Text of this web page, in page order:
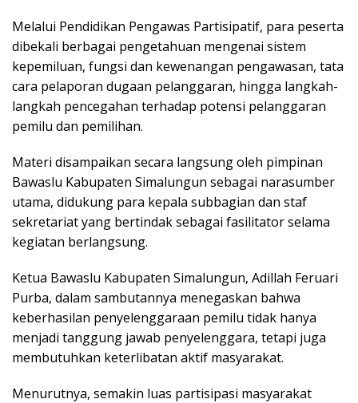
Melalui Pendidikan Pengawas Partisipatif, para peserta
dibekali berbagai pengetahuan mengenai sistem
kepemiluan, fungsi dan kewenangan pengawasan, tata
cara pelaporan dugaan pelanggaran, hingga langkah-
langkah pencegahan terhadap potensi pelanggaran
pemilu dan pemilihan.
Materi disampaikan secara langsung oleh pimpinan
Bawaslu Kabupaten Simalungun sebagai narasumber
utama, didukung para kepala subbagian dan staf
sekretariat yang bertindak sebagai fasilitator selama
kegiatan berlangsung.
Ketua Bawaslu Kabupaten Simalungun, Adillah Feruari
Purba, dalam sambutannya menegaskan bahwa
keberhasilan penyelenggaraan pemilu tidak hanya
menjadi tanggung jawab penyelenggara, tetapi juga
membutuhkan keterlibatan aktif masyarakat.
Menurutnya, semakin luas partisipasi masyarakat